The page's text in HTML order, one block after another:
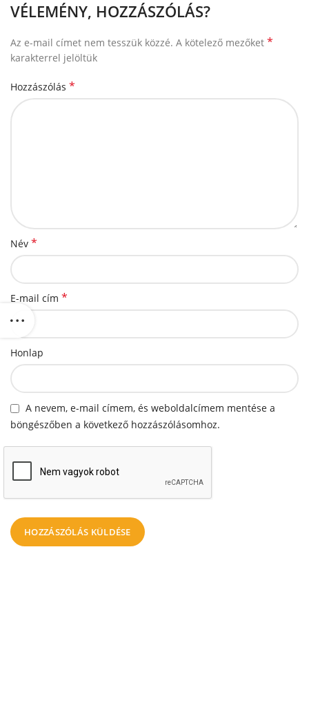
VÉLEMÉNY, HOZZÁSZÓLÁS?
Az e-mail címet nem tesszük közzé. A kötelező mezőket *
karakterrel jelöltük
Hozzászólás *
Név *
E-mail cím *
Honlap
A nevem, e-mail címem, és weboldalcímem mentése a
böngészőben a következő hozzászólásomhoz.